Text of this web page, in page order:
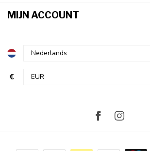
MIJN ACCOUNT
€